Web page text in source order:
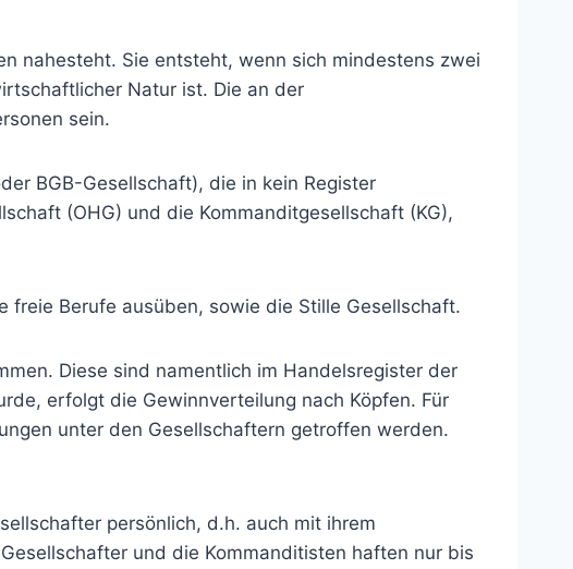
nahesteht. Sie entsteht, wenn sich mindestens zwei
Natur ist. Die an der
sein.
BGB-Gesellschaft), die in kein Register
(OHG) und die Kommanditgesellschaft (KG),
Berufe ausüben, sowie die Stille Gesellschaft.
Diese sind namentlich im Handelsregister der
erfolgt die Gewinnverteilung nach Köpfen. Für
unter den Gesellschaftern getroffen werden.
persönlich, d.h. auch mit ihrem
und die Kommanditisten haften nur bis